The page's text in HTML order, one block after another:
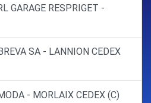
GARAGE RESPRIGET -
SA - LANNION CEDEX
- MORLAIX CEDEX (C)